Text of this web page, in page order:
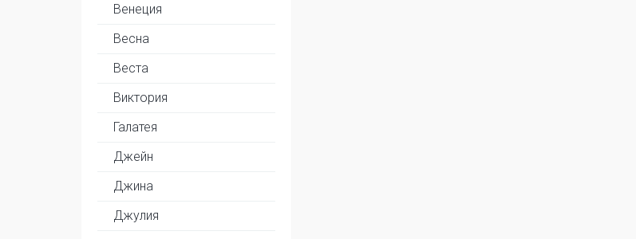
Венеция
Весна
Веста
Виктория
Галатея
Джейн
Джина
Джулия